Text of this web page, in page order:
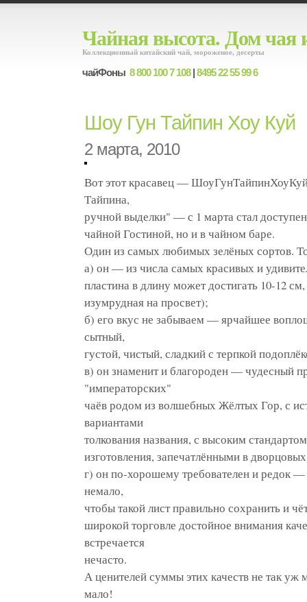
Чайная высота. Дом чая
Коллекционный китайский чай, мороженое, десерты
чайФоны 8 800 100 7 108|8495 22 55 99 6
Шоу Гун Тайпин Хоу Куй
2 марта, 2010
Вот этот красавец —
Тайпина,
ручной выделки" — с 1 марта стал
чайной Гостиной, но и в чайном баре.
Один из самых любимых зелёных сортов.
а) он — из числа самых красивых и
пластина в длину может достигать 10-12
изумрудная на просвет);
б) его вкус не забываем — ярчайшее
сытный,
густой, чистый, сладкий с терпкой
в) он знаменит и благороден — чудесный
"императорских"
чаёв родом из волшебных Жёлтых Гор, с
вариантами
толкования названия, с высоким
изготовления, запечатлёнными в
г) он по-хорошему требователен и редок
немало,
чтобы такой лист правильно сохранить и
широкой торговле достойное внимания
встречается
нечасто.
А ценителей суммы этих качеств не так уж
мало!